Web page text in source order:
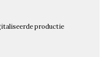
productie